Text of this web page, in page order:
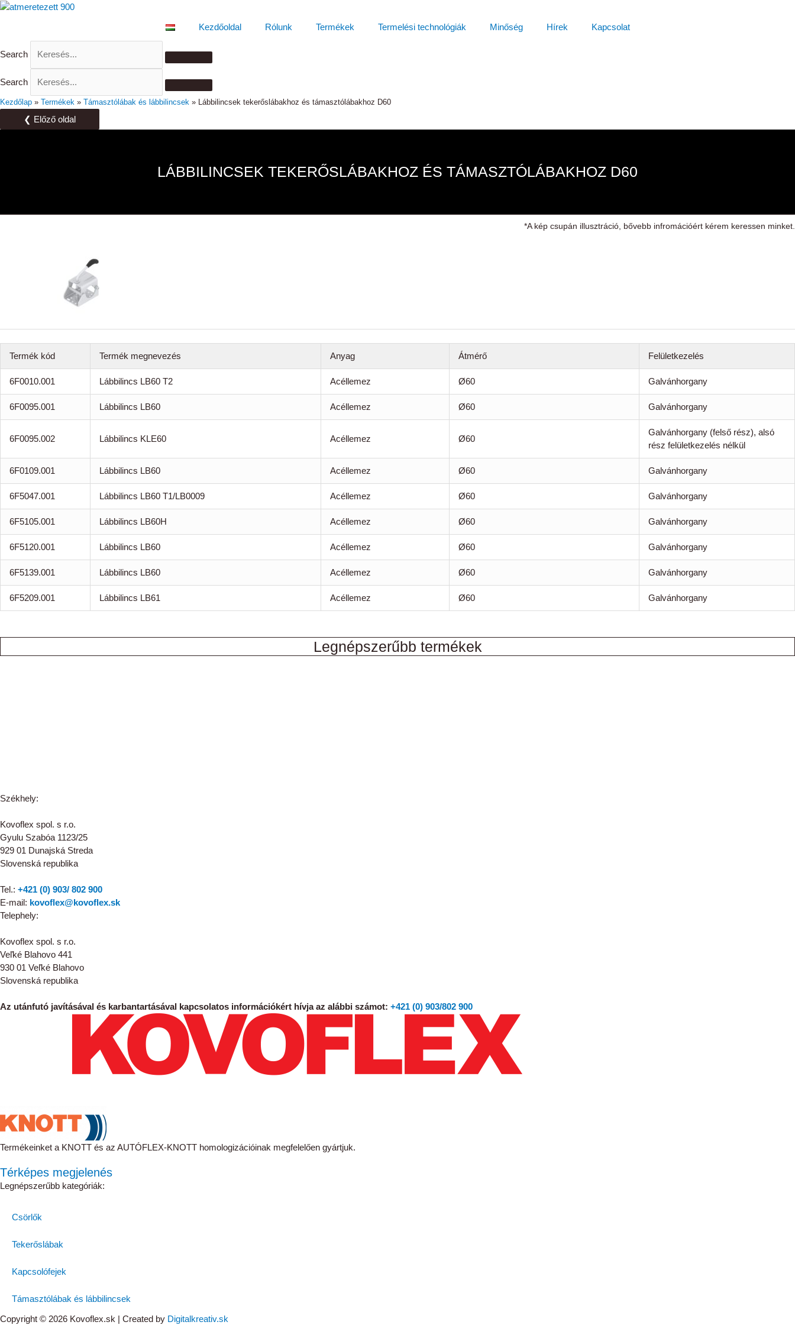
Skip
Kezdőoldal Rólunk Termékek Termelési technológiák Minőség Hírek Kapcsolat
Search
Search
Kezdőlap » Termékek » Támasztólábak és lábbilincsek » Lábbilincsek tekerőslábakhoz és támasztólábakhoz D60
❮ Előző oldal
LÁBBILINCSEK TEKERŐSLÁBAKHOZ ÉS TÁMASZTÓLÁBAKHOZ D60
*A kép csupán illusztráció, bővebb infromációért kérem keressen minket.
Termék kód Termék megnevezés Anyag Átmérő Felületkezelés
6F0010.001 Lábbilincs LB60 T2 Acéllemez Ø60 Galvánhorgany
6F0095.001 Lábbilincs LB60 Acéllemez Ø60 Galvánhorgany
6F0095.002 Lábbilincs KLE60 Acéllemez Ø60
Galvánhorgany (felső rész), alsó
rész felületkezelés nélkül
6F0109.001 Lábbilincs LB60 Acéllemez Ø60 Galvánhorgany
6F5047.001 Lábbilincs LB60 T1/LB0009 Acéllemez Ø60 Galvánhorgany
6F5105.001 Lábbilincs LB60H Acéllemez Ø60 Galvánhorgany
6F5120.001 Lábbilincs LB60 Acéllemez Ø60 Galvánhorgany
6F5139.001 Lábbilincs LB60 Acéllemez Ø60 Galvánhorgany
6F5209.001 Lábbilincs LB61 Acéllemez Ø60 Galvánhorgany
Legnépszerűbb termékek
Székhely:
Kovoflex spol. s r.o.
Gyulu Szabóa 1123/25
929 01 Dunajská Streda
Slovenská republika
Tel.: +421 (0) 903/ 802 900
E-mail: kovoflex@kovoflex.sk
Telephely:
Kovoflex spol. s r.o.
Veľké Blahovo 441
930 01 Veľké Blahovo
Slovenská republika
Az utánfutó javításával és karbantartásával kapcsolatos információkért hívja az alábbi számot: +421 (0) 903/802 900
Termékeinket a KNOTT és az AUTÓFLEX-KNOTT homologizációinak megfelelően gyártjuk.
Térképes megjelenés
Legnépszerűbb kategóriák:
Csörlők
Tekerőslábak
Kapcsolófejek
Támasztólábak és lábbilincsek
Copyright © 2026 Kovoflex.sk | Created by Digitalkreativ.sk